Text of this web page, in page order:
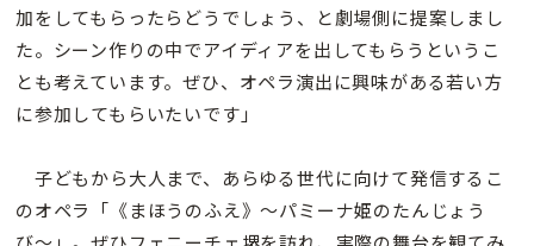
加をしてもらったらどうでしょう、と劇場側に提案しまし
た。シーン作りの中でアイディアを出してもらうというこ
とも考えています。ぜひ、オペラ演出に興味がある若い方
に参加してもらいたいです」
子どもから大人まで、あらゆる世代に向けて発信するこ
のオペラ「《まほうのふえ》〜パミーナ姫のたんじょう